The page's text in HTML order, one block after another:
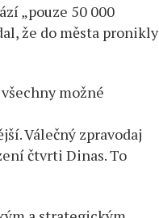
„pouze 50 000
že do města pronikly
možné
Válečný zpravodaj
čtvrti Dinas. To